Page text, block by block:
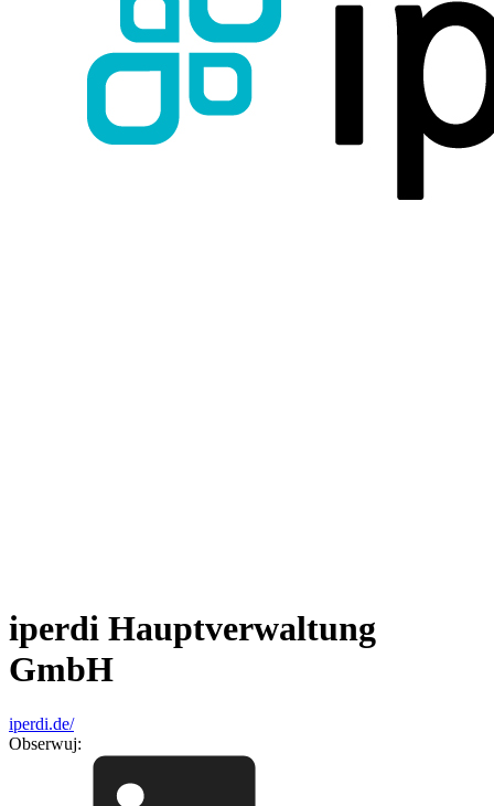
iperdi Hauptverwaltung
GmbH
iperdi.de/
Obserwuj: